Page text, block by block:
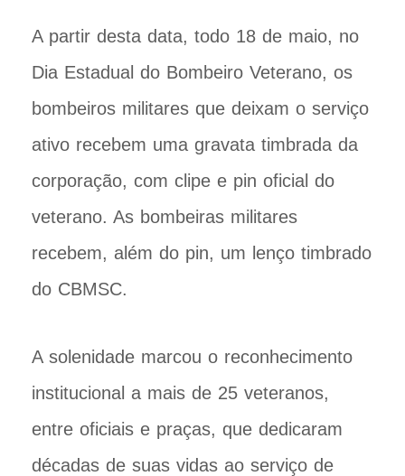
A partir desta data, todo 18 de maio, no
Dia Estadual do Bombeiro Veterano, os
bombeiros militares que deixam o serviço
ativo recebem uma gravata timbrada da
corporação, com clipe e pin oficial do
veterano. As bombeiras militares
recebem, além do pin, um lenço timbrado
do CBMSC.
A solenidade marcou o reconhecimento
institucional a mais de 25 veteranos,
entre oficiais e praças, que dedicaram
décadas de suas vidas ao serviço de